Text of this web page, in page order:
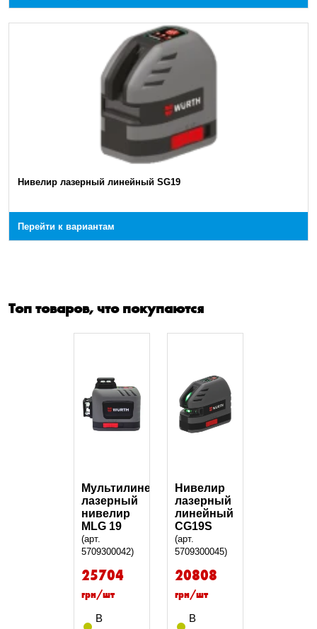
Нивелир лазерный линейный SG19
Перейти к вариантам
Топ товаров, что покупаются
Мультилинейный
лазерный
нивелир
MLG 19
(арт.
5709300042)
25704
грн/шт
В
Нивелир
лазерный
линейный
CG19S
(арт.
5709300045)
20808
грн/шт
В